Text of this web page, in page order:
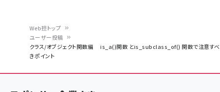
く
Web担トップ
ユーザー投稿
クラス/オブジェクト関数編 is_a()関数 とis_subclass_of() 関数で注意すべ
きポイント